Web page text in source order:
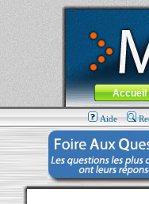
MacBook-fr.com : 100%
Aller au contenu-
Menu général
Accueil
Aide